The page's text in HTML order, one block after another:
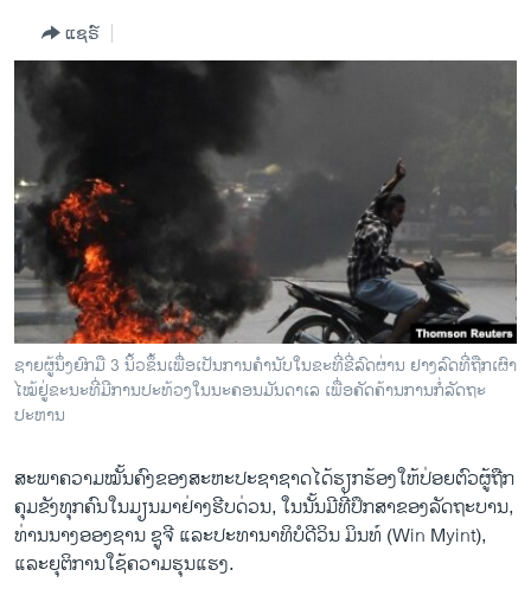
ອິດສະຫຼະພາບດ້ານການຂ່າວ
ຊຸມຊົນຊາວລາວ
ວິທະຍາສາດ-ເທັກໂນໂລຈີ
ທຸລະກິດ
ພາສາອັງກິດ
ວີດີໂອ
ສຽງ
ລາຍງານ
ພາສາຕ່າງໆ
ແຊຣ໌
ຊາຍຜູ້ນຶ່ງຍົກມື 3 ນິ້ວຂຶ້ນເພື່ອເປັນການຄໍານັບໃນຂະທີ່ຂີ່ລົດຜ່ານ ຢາງລົດທີ່ຖືກເຜົາ
ໄໝ້ຢູ່ຂະນະທີ່ມີການປະທ້ວງໃນນະຄອນມັນດາເລ ເພື່ອຄັດຄ້ານການກໍ່ລັດຖະ
ປະຫານ
ສະພາຄວາມໝັ້ນຄົງຂອງສະຫະປະຊາຊາດໄດ້ຮຽກຮ້ອງໃຫ້ປ່ອຍຕົວຜູ້ຖືກ
ຄຸມຂັງທຸກຄົນໃນມຽນມາຢ່າງຮີບດ່ວນ, ໃນນັ້ນມີທີ່ປຶກສາຂອງລັດຖະບານ,
ທ່ານນາງອອງຊານ ຊູຈີ ແລະປະທານາທິບໍດີວິນ ມິນທ໌ (Win Myint),
ແລະຍຸຕິການໃຊ້ຄວາມຮຸນແຮງ.